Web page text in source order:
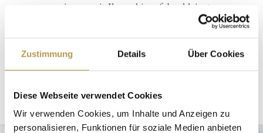
Zustimmung Details Über Cookies
Diese Webseite verwendet Cookies
Wir verwenden Cookies, um Inhalte und Anzeigen zu
personalisieren, Funktionen für soziale Medien anbieten
gemeinsam mit Ihnen bis auf den kleinsten
Wunsch und sorgen für eine unvergesslich schöne
Feier im Kreise Ihrer Familie, Freunde und
Verwandten.
JETZT PER MAIL ANFRAGEN